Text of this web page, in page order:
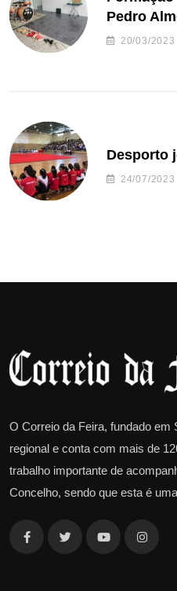
Pedro
20/03/2023
Desporto
24/07/2023
O Correio da Feira, fundado em
regional e conta com mais de
trabalho importante de
Concelho, sendo que esta é